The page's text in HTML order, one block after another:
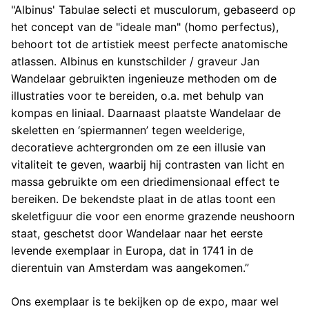
"Albinus' Tabulae selecti et musculorum, gebaseerd op
het concept van de "ideale man" (homo perfectus),
behoort tot de artistiek meest perfecte anatomische
atlassen. Albinus en kunstschilder / graveur Jan
Wandelaar gebruikten ingenieuze methoden om de
illustraties voor te bereiden, o.a. met behulp van
kompas en liniaal. Daarnaast plaatste Wandelaar de
skeletten en ‘spiermannen’ tegen weelderige,
decoratieve achtergronden om ze een illusie van
vitaliteit te geven, waarbij hij contrasten van licht en
massa gebruikte om een driedimensionaal effect te
bereiken. De bekendste plaat in de atlas toont een
skeletfiguur die voor een enorme grazende neushoorn
staat, geschetst door Wandelaar naar het eerste
levende exemplaar in Europa, dat in 1741 in de
dierentuin van Amsterdam was aangekomen.”
Ons exemplaar is te bekijken op de expo, maar wel